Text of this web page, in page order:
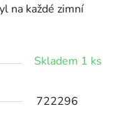
na každé zimní
Skladem 1 ks
722296